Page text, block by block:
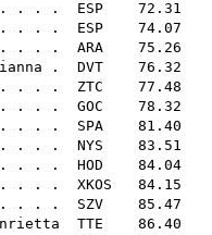
. . . ESP 72.31
. . . ESP 74.07
. . . ARA 75.26
. DVT 76.32
. . . ZTC 77.48
. . . GOC 78.32
. . . SPA 81.40
. . . NYS 83.51
. . . HOD 84.04
. . . XKOS 84.15
. . . SZV 85.47
TTE 86.40